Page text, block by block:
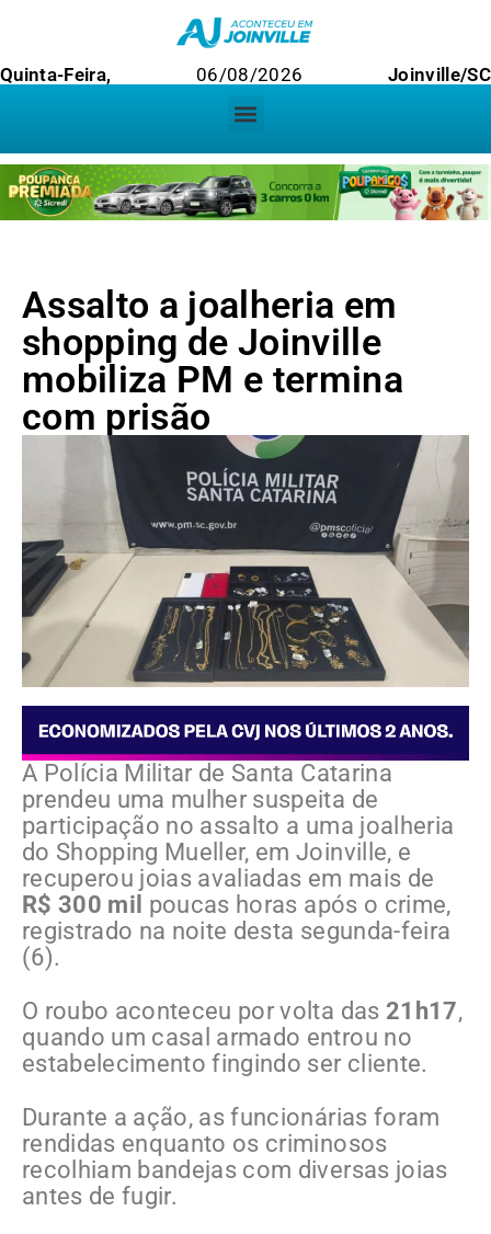
Quinta-Feira, 06/08/2026 Joinville/SC
Assalto a joalheria em
shopping de Joinville
mobiliza PM e termina
com prisão
A Polícia Militar de Santa Catarina
prendeu uma mulher suspeita de
participação no assalto a uma joalheria
do Shopping Mueller, em Joinville, e
recuperou joias avaliadas em mais de
R$ 300 mil poucas horas após o crime,
registrado na noite desta segunda-feira
(6).
O roubo aconteceu por volta das 21h17,
quando um casal armado entrou no
estabelecimento fingindo ser cliente.
Durante a ação, as funcionárias foram
rendidas enquanto os criminosos
recolhiam bandejas com diversas joias
antes de fugir.